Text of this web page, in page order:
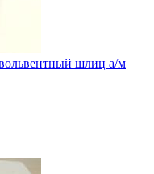
шлиц а/м